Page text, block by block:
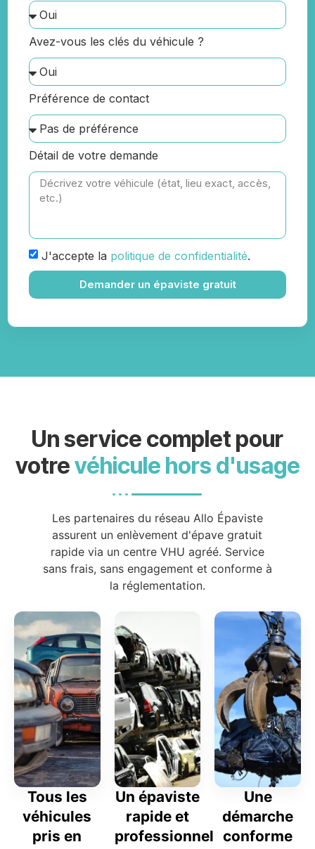
Avez-vous les clés du véhicule ?
Préférence de contact
Détail de votre demande
J'accepte la politique de confidentialité.
Demander un épaviste gratuit
Un service complet pour
votrevéhicule hors d'usage
Les partenaires du réseau Allo Épaviste
assurent un enlèvement d'épave gratuit
rapide via un centre VHU agréé. Service
sans frais, sans engagement et conforme à
la réglementation.
Tous les
véhicules
pris en
Un épaviste
rapide et
professionnel
Une
démarche
conforme